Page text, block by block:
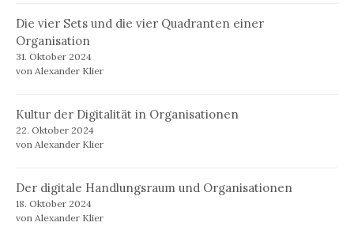
Die vier Sets und die vier Quadranten einer
Organisation
31. Oktober 2024
von Alexander Klier
Kultur der Digitalität in Organisationen
22. Oktober 2024
von Alexander Klier
Der digitale Handlungsraum und Organisationen
18. Oktober 2024
von Alexander Klier